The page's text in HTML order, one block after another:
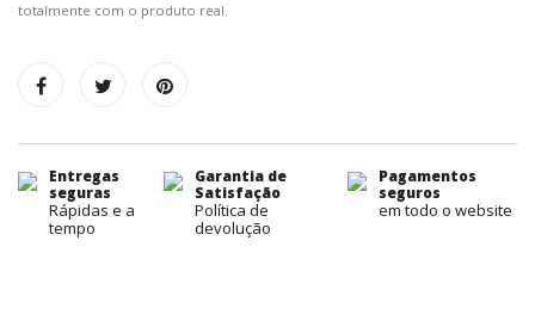
totalmente com o produto real.
Entregas
seguras
Rápidas e a
tempo
Garantia de
Satisfação
Política de
devolução
Pagamentos
seguros
em todo o website